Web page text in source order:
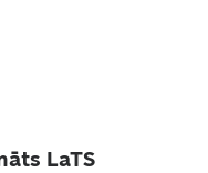
LaTS